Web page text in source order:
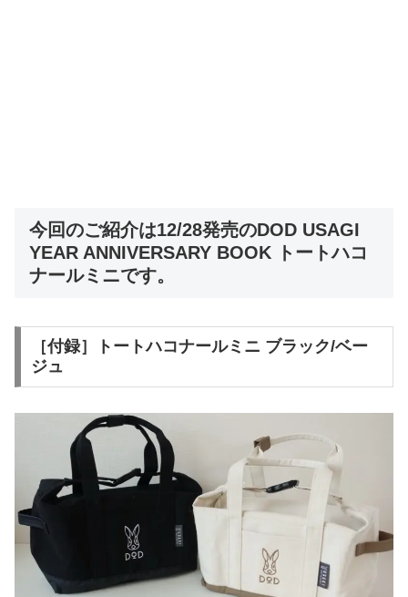
今回のご紹介は12/28発売のDOD USAGI
YEAR ANNIVERSARY BOOK トートハコ
ナールミニです。
［付録］トートハコナールミニ ブラック/ベー
ジュ